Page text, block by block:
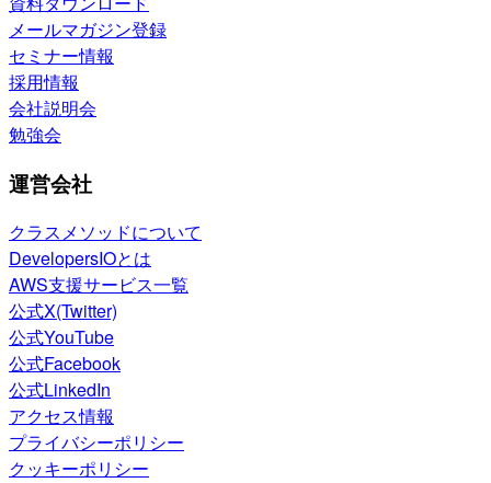
メールマガジン登録
セミナー情報
採用情報
会社説明会
勉強会
運営会社
クラスメソッドについて
DevelopersIOとは
AWS支援サービス一覧
公式X(Twitter)
公式YouTube
公式Facebook
公式LinkedIn
アクセス情報
プライバシーポリシー
クッキーポリシー